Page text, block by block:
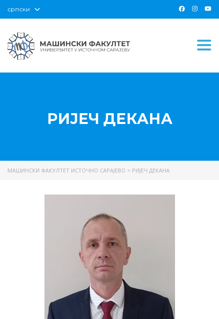
српски
РИЈЕЧ ДЕКАНА
МАШИНСКИ ФАКУЛТЕТ ИСТОЧНО САРАЈЕВО > РИЈЕЧ ДЕКАНА